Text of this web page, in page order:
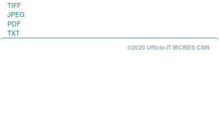
TIFF
JPEG
PDF
TXT
©2020 Ufficio IT IRCRES CNR